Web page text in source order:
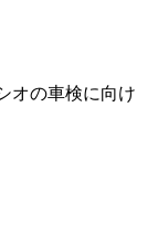
オの車検に向け